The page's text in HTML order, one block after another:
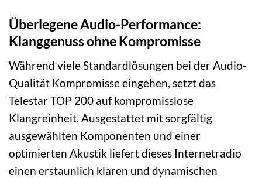
Überlegene Audio-Performance:
Klanggenuss ohne Kompromisse
Während viele Standardlösungen bei der Audio-
Qualität Kompromisse eingehen, setzt das
Telestar TOP 200 auf kompromisslose
Klangreinheit. Ausgestattet mit sorgfältig
ausgewählten Komponenten und einer
optimierten Akustik liefert dieses Internetradio
einen erstaunlich klaren und dynamischen